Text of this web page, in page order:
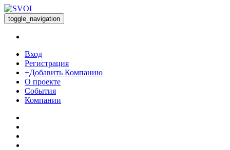
toggle_navigation
Вход
Регистрация
+Добавить Компанию
О проекте
События
Компании